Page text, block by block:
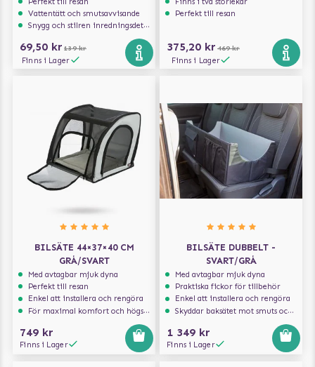
Vattentätt och smutsavvisande
Snygg och stilren inredningsdetalj
69,50 kr 139 kr
Finns i Lager
Perfekt till resan
375,20 kr 469 kr
Finns i Lager
BILSÄTE 44×37×40 CM
GRÅ/SVART
Med avtagbar mjuk dyna
Perfekt till resan
Enkel att installera och rengöra
För maximal komfort och högsta säkerhet
749 kr
Finns i Lager
BILSÄTE DUBBELT -
SVART/GRÅ
Med avtagbar mjuk dyna
Praktiska fickor för tillbehör
Enkel att installera och rengöra
Skyddar baksätet mot smuts och päls
1 349 kr
Finns i Lager